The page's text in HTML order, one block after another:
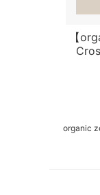
【
organic